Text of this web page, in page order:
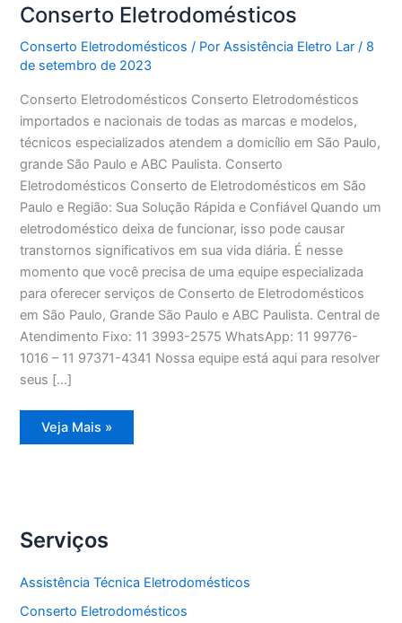
Conserto Eletrodomésticos
Conserto Eletrodomésticos / PorAssistência Eletro Lar/ 8
de setembro de 2023
Conserto Eletrodomésticos Conserto Eletrodomésticos
importados e nacionais de todas as marcas e modelos,
técnicos especializados atendem a domicílio em São Paulo,
grande São Paulo e ABC Paulista. Conserto
Eletrodomésticos Conserto de Eletrodomésticos em São
Paulo e Região: Sua Solução Rápida e Confiável Quando um
eletrodoméstico deixa de funcionar, isso pode causar
transtornos significativos em sua vida diária. É nesse
momento que você precisa de uma equipe especializada
para oferecer serviços de Conserto de Eletrodomésticos
em São Paulo, Grande São Paulo e ABC Paulista. Central de
Atendimento Fixo: 11 3993-2575 WhatsApp: 11 99776-
1016 – 11 97371-4341 Nossa equipe está aqui para resolver
seus […]
Conserto
Eletrodomésticos
Veja Mais »
Serviços
Assistência Técnica Eletrodomésticos
Conserto Eletrodomésticos